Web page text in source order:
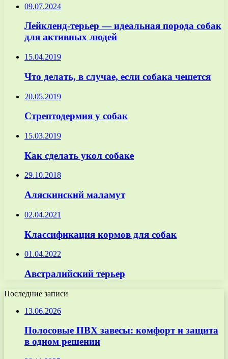
09.07.2024
Лейкленд-терьер — идеальная порода собак
для активных людей
15.04.2019
Что делать, в случае, если собака чешется
20.05.2019
Стрептодермия у собак
15.03.2019
Как сделать укол собаке
29.10.2018
Аляскинский маламут
02.04.2021
Классификация кормов для собак
01.04.2022
Австралийский терьер
Последние записи
13.06.2026
Полосовые ПВХ завесы: комфорт и защита
в одном решении